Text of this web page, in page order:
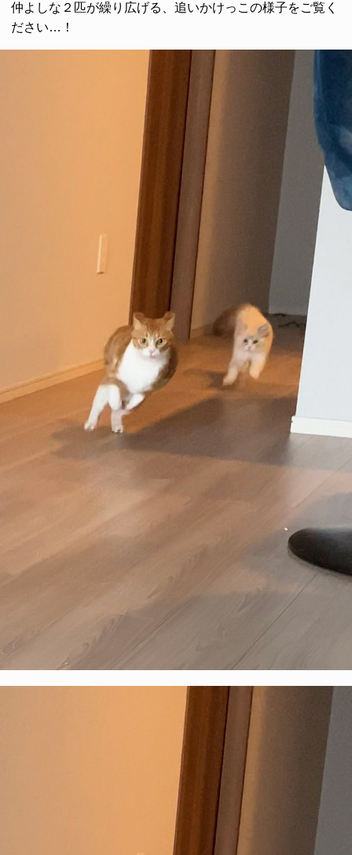
仲よしな２匹が繰り広げる、追いかけっこの様子をご覧く
ださい…！